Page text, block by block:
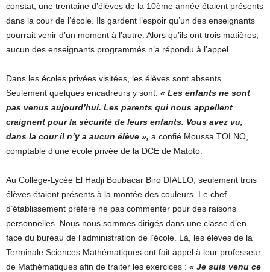
constat, une trentaine d’élèves de la 10ème année étaient présents
dans la cour de l’école. Ils gardent l’espoir qu’un des enseignants
pourrait venir d’un moment à l’autre. Alors qu’ils ont trois matières,
aucun des enseignants programmés n’a répondu à l’appel.
Dans les écoles privées visitées, les élèves sont absents.
Seulement quelques encadreurs y sont. « Les enfants ne sont
pas venus aujourd’hui. Les parents qui nous appellent
craignent pour la sécurité de leurs enfants. Vous avez vu,
dans la cour il n’y a aucun élève », a confié Moussa TOLNO,
comptable d’une école privée de la DCE de Matoto.
Au Collège-Lycée El Hadji Boubacar Biro DIALLO, seulement trois
élèves étaient présents à la montée des couleurs. Le chef
d’établissement préfère ne pas commenter pour des raisons
personnelles. Nous nous sommes dirigés dans une classe d’en
face du bureau de l’administration de l’école. Là, les élèves de la
Terminale Sciences Mathématiques ont fait appel à leur professeur
de Mathématiques afin de traiter les exercices : « Je suis venu ce